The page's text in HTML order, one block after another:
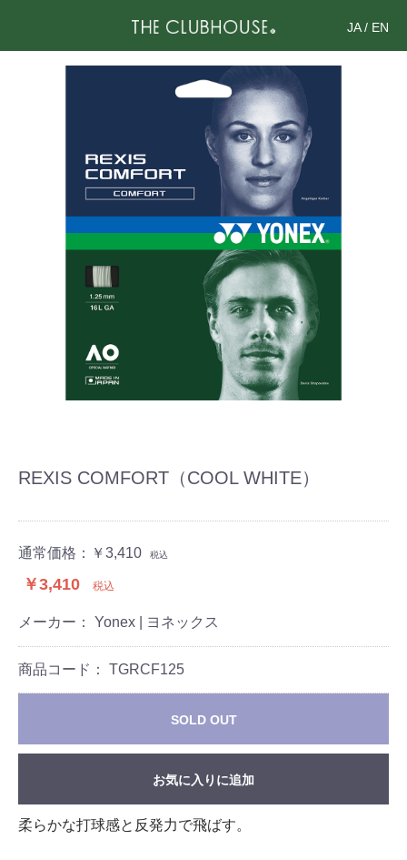
JA/ EN
REXIS COMFORT（COOL WHITE）
通常価格： ￥3,410 税込
￥3,410 税込
メーカー： Yonex | ヨネックス
商品コード： TGRCF125
SOLD OUT
お気に入りに追加
柔らかな打球感と反発力で飛ばす。